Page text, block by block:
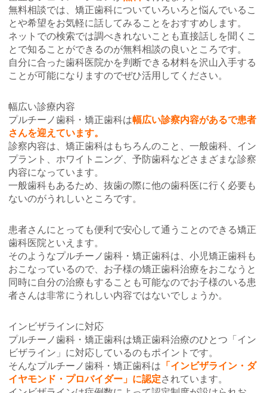
無料相談では、矯正歯科についていろいろと悩んでいるこ
とや希望をお気軽に話してみることをおすすめします。
ネットでの検索では調べきれないことも直接話しを聞くこ
とで知ることができるのが無料相談の良いところです。
自分に合った歯科医院かを判断できる材料を沢山入手する
ことが可能になりますのでぜひ活用してください。
幅広い診療内容
プルチーノ歯科・矯正歯科は幅広い診察内容があるで患者
さんを迎えています。
診察内容は、矯正歯科はもちろんのこと、一般歯科、イン
プラント、ホワイトニング、予防歯科などさまざまな診察
内容になっています。
一般歯科もあるため、抜歯の際に他の歯科医に行く必要も
ないのがうれしいところです。
患者さんにとっても便利で安心して通うことのできる矯正
歯科医院といえます。
そのようなプルチーノ歯科・矯正歯科は、小児矯正歯科も
おこなっているので、お子様の矯正歯科治療をおこなうと
同時に自分の治療もすることも可能なのでお子様のいる患
者さんは非常にうれしい内容ではないでしょうか。
インビザラインに対応
プルチーノ歯科・矯正歯科は矯正歯科治療のひとつ「イン
ビザライン」に対応しているのもポイントです。
そんなプルチーノ歯科・矯正歯科は 「インビザライン・ダ
イヤモンド・プロバイダー」に認定されています。